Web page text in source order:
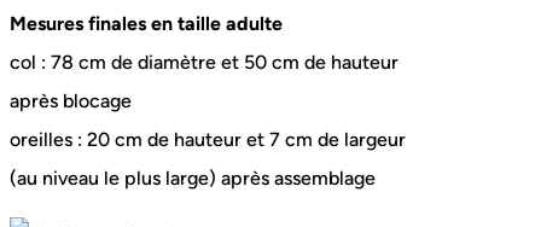
Mesures finales en taille adulte
col : 78 cm de diamètre et 50 cm de hauteur
après blocage
oreilles : 20 cm de hauteur et 7 cm de largeur
(au niveau le plus large) après assemblage